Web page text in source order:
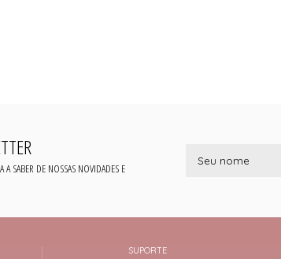
A SABER DE NOSSAS NOVIDADES E
SUPORTE